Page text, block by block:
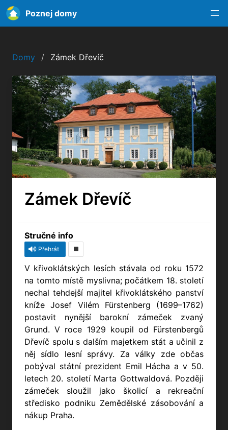
Poznej domy
Domy Zámek Dřevíč
Zámek Dřevíč
Stručné info
Přehrát
V křivoklátských lesích stávala od roku 1572
na tomto místě myslivna; počátkem 18. století
nechal tehdejší majitel křivoklátského panství
kníže Josef Vilém Fürstenberg (1699–1762)
postavit nynější barokní zámeček zvaný
Grund. V roce 1929 koupil od Fürstenbergů
Dřevíč spolu s dalším majetkem stát a učinil z
něj sídlo lesní správy. Za války zde občas
pobýval státní prezident Emil Hácha a v 50.
letech 20. století Marta Gottwaldová. Později
zámeček sloužil jako školicí a rekreační
středisko podniku Zemědělské zásobování a
nákup Praha.